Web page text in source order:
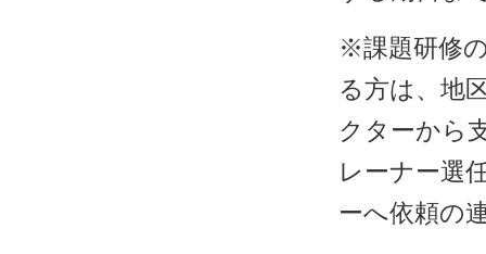
※課題研修
る方は、地
クターから
レーナー選
ーへ依頼の